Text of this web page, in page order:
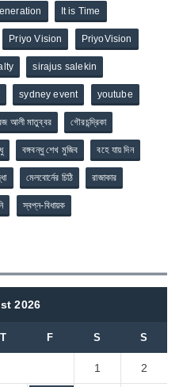
It is Time
Priyo Vision PriyoVision
sirajus salekin
sydney event youtube
আলী মাতুব্বর গৌরচন্দ্রিকা
বঙ্গবন্ধু শেখ মুজিব বহে যায় দিন
মেলবোর্নের চিঠি রাজাকার
স্বপ্ন-বিধায়ক
2026
T F S S
1 2